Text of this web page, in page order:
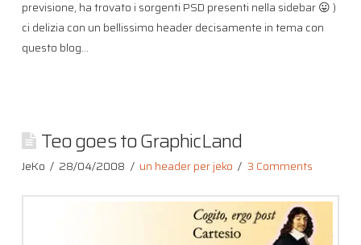
previsione, ha trovato i sorgenti PSD presenti nella sidebar 😛 )
ci delizia con un bellissimo header decisamente in tema con
questo blog…
Teo goes to GraphicLand
JeKo 28/04/2008 un header per jeko 3 Comments